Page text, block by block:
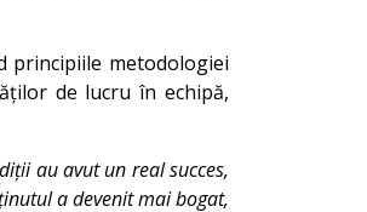
principiile metodologiei
de lucru în echipă,
au avut un real succes,
a devenit mai bogat,